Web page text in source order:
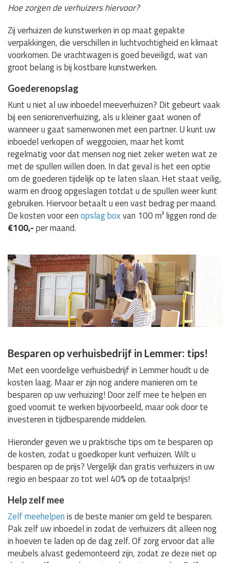
Hoe zorgen de verhuizers hiervoor?
Zij verhuizen de kunstwerken in op maat gepakte
verpakkingen, die verschillen in luchtvochtigheid en klimaat
voorkomen. De vrachtwagen is goed beveiligd, wat van
groot belang is bij kostbare kunstwerken.
Goederenopslag
Kunt u niet al uw inboedel meeverhuizen? Dit gebeurt vaak
bij een seniorenverhuizing, als u kleiner gaat wonen of
wanneer u gaat samenwonen met een partner. U kunt uw
inboedel verkopen of weggooien, maar het komt
regelmatig voor dat mensen nog niet zeker weten wat ze
met de spullen willen doen. In dat geval is het een optie
om de goederen tijdelijk op te laten slaan. Het staat veilig,
warm en droog opgeslagen totdat u de spullen weer kunt
gebruiken. Hiervoor betaalt u een vast bedrag per maand.
De kosten voor eenopslag boxvan 100 m³ liggen rond de
€100,-per maand.
Besparen op verhuisbedrijf in Lemmer: tips!
Met een voordelige verhuisbedrijf in Lemmer houdt u de
kosten laag. Maar er zijn nog andere manieren om te
besparen op uw verhuizing! Door zelf mee te helpen en
goed voorruit te werken bijvoorbeeld, maar ook door te
investeren in tijdbesparende middelen.
Hieronder geven we u praktische tips om te besparen op
de kosten, zodat u goedkoper kunt verhuizen. Wilt u
besparen op de prijs? Vergelijk dan gratis verhuizers in uw
regio en bespaar zo tot wel 40% op de totaalprijs!
Help zelf mee
Zelf meehelpenis de beste manier om geld te besparen.
Pak zelf uw inboedel in zodat de verhuizers dit alleen nog
in hoeven te laden op de dag zelf. Of zorg ervoor dat alle
meubels alvast gedemonteerd zijn, zodat ze deze niet op